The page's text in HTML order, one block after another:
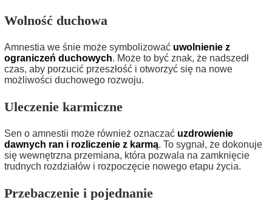
Wolność duchowa
Amnestia we śnie może symbolizować uwolnienie z
ograniczeń duchowych. Może to być znak, że nadszedł
czas, aby porzucić przeszłość i otworzyć się na nowe
możliwości duchowego rozwoju.
Uleczenie karmiczne
Sen o amnestii może również oznaczać uzdrowienie
dawnych ran i rozliczenie z karmą. To sygnał, że dokonuje
się wewnętrzna przemiana, która pozwala na zamknięcie
trudnych rozdziałów i rozpoczęcie nowego etapu życia.
Przebaczenie i pojednanie